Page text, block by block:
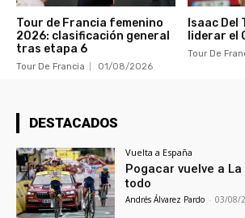
Tour de Francia femenino
2026: clasificación general
tras etapa 6
Tour De Francia 01/08/2026
Isaac
liderar el
Tour De
DESTACADOS
Vuelta a España
Pogacar vuelve a
todo
Andrés Álvarez Pardo - 03/08/